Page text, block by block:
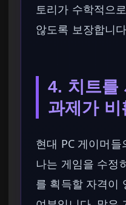
토리가 수학적으
않도록 보장합니
4. 치트를
과제가
현대 PC 게이머
나는 게임을 수정
를 획득할 자격이